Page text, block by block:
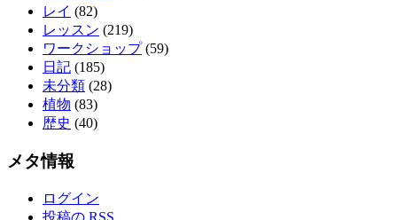
レイ (82)
レッスン (219)
ワークショップ(59)
日記 (185)
未分類 (28)
植物 (83)
歴史 (40)
メタ情報
ログイン
投稿の RSS